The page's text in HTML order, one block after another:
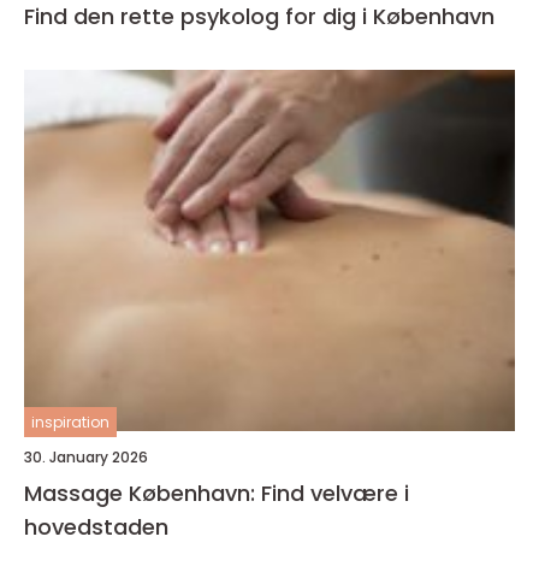
Find den rette psykolog for dig i København
inspiration
30. January 2026
Massage København: Find velvære i
hovedstaden